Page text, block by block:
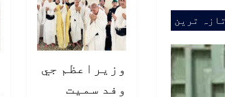
تازہ ترین
وزيراعظم جي
وفد سميت